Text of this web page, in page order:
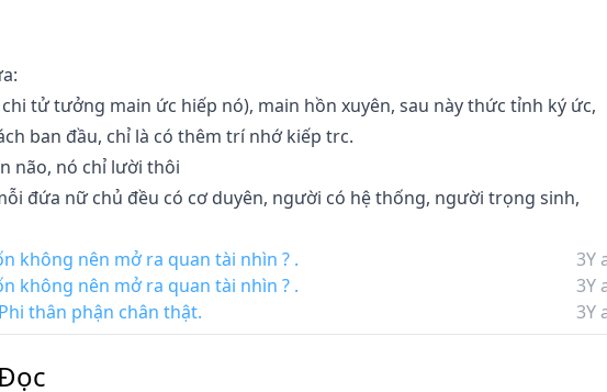
tử tưởng main ức hiếp nó), main hồn xuyên, sau này thức tỉnh ký ức,
ban đầu, chỉ là có thêm trí nhớ kiếp trc.
não, nó chỉ lười thôi
đứa nữ chủ đều có cơ duyên, người có hệ thống, người trọng sinh,
dung hợp thế giới, trở thành Đại Càn hoàng triều phản phái Cửu
ngôi ?
không nên mở ra quan tài nhìn ? .
3Y
không nên mở ra quan tài nhìn ? .
3Y
thân phận chân thật. 3Y